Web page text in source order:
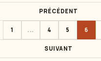
PRÉCÉDENT
1 ... 4 5 6
SUIVANT